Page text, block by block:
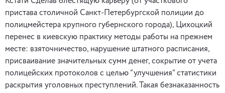
пристава столичной Санкт-Петербургской полиции до
полицмейстера крупного губернского города), Цихоцкий
перенес в киевскую практику методы работы на прежнем
месте: взяточничество, нарушение штатного расписания,
присваивание значительных сумм денег, сокрытие от учета
полицейских протоколов с целью “улучшения” статистики
раскрытия уголовных преступлений. Такая безнаказанность